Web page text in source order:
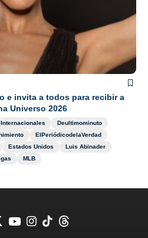
e invita a todos para recibir a
Universo 2026
Internacionales
Deultimominuto
ElPeriódicodelaVerdad
Estados Unidos
Luis Abinader
MLB